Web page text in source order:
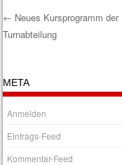
Post
← Neues Kursprogramm der
Turnabteilung
META
Anmelden
Eintrags-Feed
Kommentar-Feed